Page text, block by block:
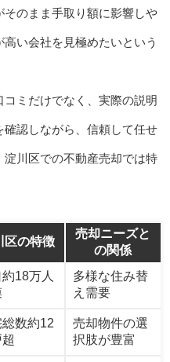
のまま手取り額に影響しや
い会社を見極めたいという
ミだけでなく、実際の説明
認しながら、信頼して任せ
川区での不動産売却では特
区の特徴
売却ニーズと
の関係
約18万人
多様な住み替
え需要
数約12
売却物件の選
択肢が豊富